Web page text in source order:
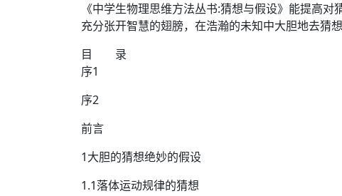
《中学生物理思维方法丛书:猜想与假设》能提高
充分张开智慧的翅膀，在浩瀚的未知中大胆地去猜
目 录
序1
序2
前言
1大胆的猜想绝妙的假设
1.1落体运动规律的猜想